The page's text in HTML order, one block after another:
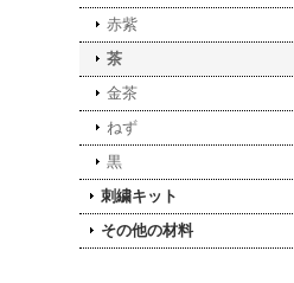
赤紫
茶
金茶
ねず
黒
刺繍キット
その他の材料